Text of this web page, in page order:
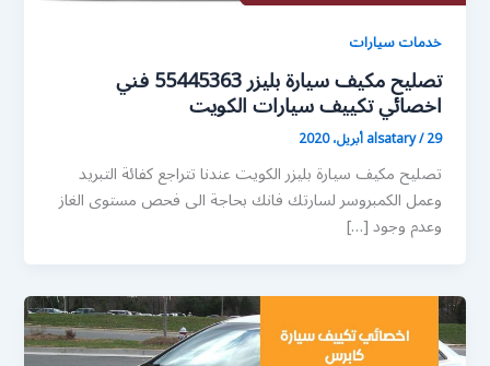
خدمات سيارات
تصليح مكيف سيارة بليزر 55445363 فني
اخصائي تكييف سيارات الكويت
alsatary/29 أبريل، 2020
تصليح مكيف سيارة بليزر الكويت عندنا تتراجع كفائة التبريد
وعمل الكمبروسر لسارتك فانك بحاجة الى فحص مستوى الغاز
وعدم وجود […]